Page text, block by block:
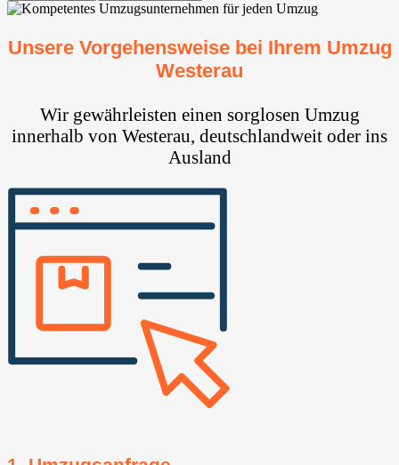
Unsere Vorgehensweise bei Ihrem Umzug
Westerau
Wir gewährleisten einen sorglosen Umzug
innerhalb von Westerau, deutschlandweit oder ins
Ausland